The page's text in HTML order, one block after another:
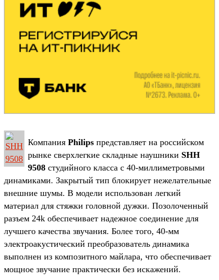
Компания Philips представляет на российском
рынке сверхлегкие складные наушники SHH
9508 студийного класса c 40-миллиметровыми
динамиками. Закрытый тип блокирует нежелательные
внешние шумы. В модели использован легкий
материал для стяжки головной дужки. Позолоченный
разъем 24k обеспечивает надежное соединение для
лучшего качества звучания. Более того, 40-мм
электроакустический преобразователь динамика
выполнен из композитного майлара, что обеспечивает
мощное звучание практически без искажений.